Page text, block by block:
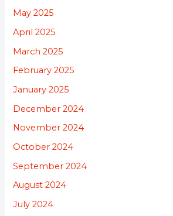
May 2025
April 2025
March 2025
February 2025
January 2025
December 2024
November 2024
October 2024
September 2024
August 2024
July 2024